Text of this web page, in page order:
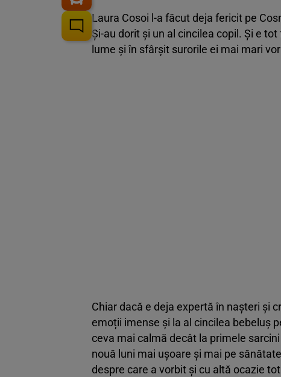
Laura Cosoi l-a făcut deja fericit pe
Și-au dorit și un al cincilea copil. Și e
lume și în sfârșit surorile ei mai mari
Chiar dacă e deja expertă în nașteri și
emoții imense și la al cincilea bebeluș
ceva mai calmă decât la primele
nouă luni mai ușoare și mai pe
despre care a vorbit și cu altă ocazie